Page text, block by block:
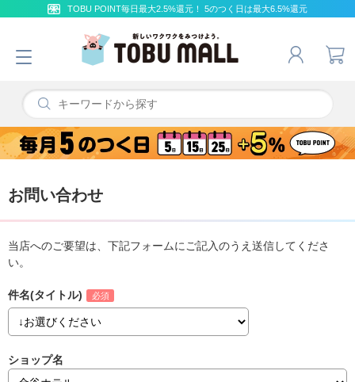
TOBU POINT毎日最大2.5%還元！ 5のつく日は最大6.5%還元
お問い合わせ
当店へのご要望は、下記フォームにご記入のうえ送信してくださ
い。
件名(タイトル)
ショップ名